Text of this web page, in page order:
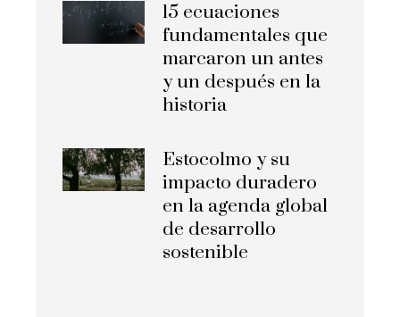
15 ecuaciones
fundamentales que
marcaron un antes
y un después en la
historia
Estocolmo y su
impacto duradero
en la agenda global
de desarrollo
sostenible